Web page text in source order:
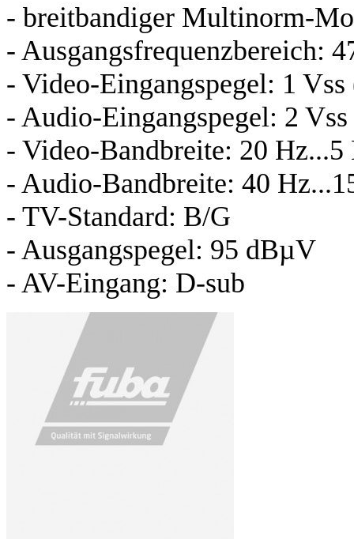
- breitbandiger Multinorm-
- Ausgangsfrequenzbereich:
- Video-Eingangspegel: 1
- Audio-Eingangspegel: 2
- Video-Bandbreite: 20
- Audio-Bandbreite: 40
- TV-Standard: B/G
- Ausgangspegel: 95 dBµV
- AV-Eingang: D-sub